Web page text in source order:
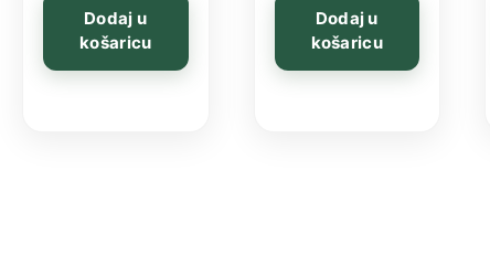
Dodaj u
košaricu
Dodaj u
košaricu